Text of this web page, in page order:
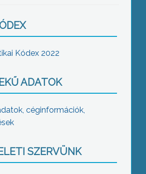
Kódex 2022
ADATOK
céginformációk,
SZERVÜNK